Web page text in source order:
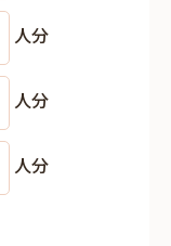
人分
人分
人分